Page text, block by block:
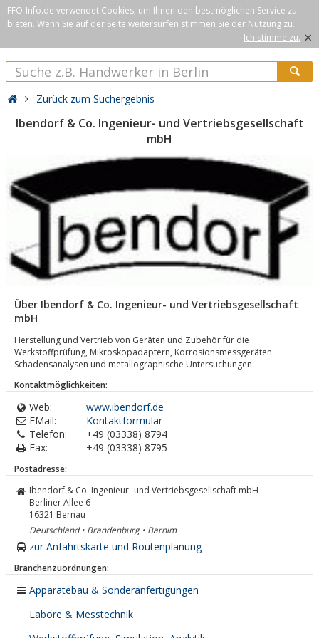
FFO-Info.de verwendet Cookies, um Ihnen den bestmöglichen Service zu
bieten. Wenn Sie auf der Seite weitersurfen stimmen Sie der Nutzung zu.
Ich stimme zu. ×
Zurück zum Suchergebnis
Ibendorf & Co. Ingenieur- und Vertriebsgesellschaft
mbH
Über Ibendorf & Co. Ingenieur- und Vertriebsgesellschaft
mbH
Herstellung und Vertrieb von Geräten und Zubehör für die
Werkstoffprüfung, Mikroskopadaptern, Korrosionsmessgeräten.
Schadensanalysen und metallographische Untersuchungen.
Kontaktmöglichkeiten:
Web:
www.ibendorf.de
EMail:
Kontaktformular
Telefon:
+49 (03338) 8794
Fax:
+49 (03338) 8795
Postadresse:
Ibendorf & Co. Ingenieur- und Vertriebsgesellschaft mbH
Berliner Allee 6
16321 Bernau
Deutschland • Brandenburg • Barnim
zur Anfahrtskarte und Routenplanung
Branchenzuordnungen:
Apparatebau & Sonderanfertigungen
Labore & Messtechnik